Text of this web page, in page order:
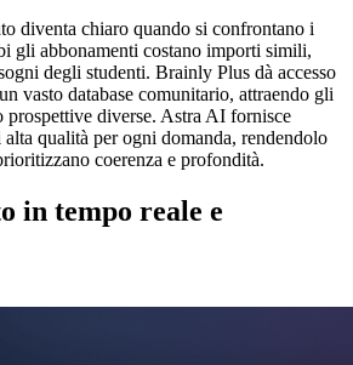
diventa chiaro quando si confrontano i
gli abbonamenti costano importi simili,
degli studenti. Brainly Plus dà accesso
vasto database comunitario, attraendo gli
prospettive diverse. Astra AI fornisce
qualità per ogni domanda, rendendolo
coerenza e profondità.
in tempo reale e